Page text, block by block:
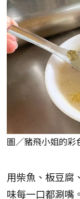
圖／豬飛小姐的彩
用柴魚、板豆腐
味每一口都涮嘴。